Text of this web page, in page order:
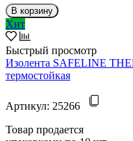
В корзину
Хит
Быстрый просмотр
Изолента SAFELINE
термостойкая
Артикул: 25266
Товар продается